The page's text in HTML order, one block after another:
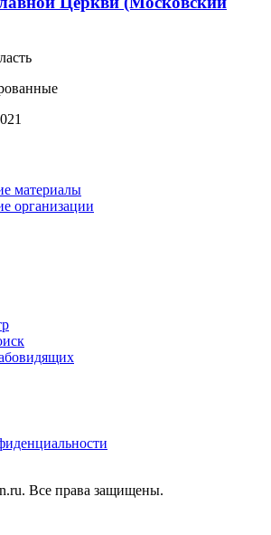
материалы
организации
Все права защищены.